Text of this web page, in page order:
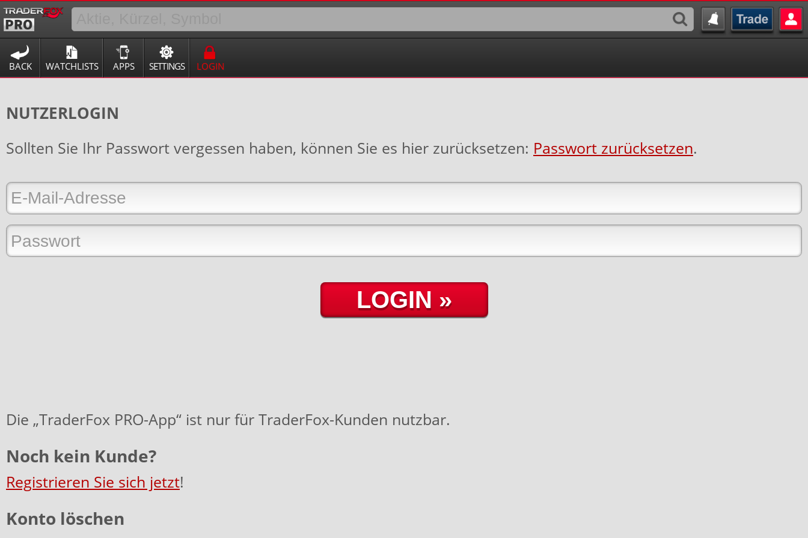
BACK WATCHLISTS APPS SETTINGS LOGIN
NUTZERLOGIN
Sollten Sie Ihr Passwort vergessen haben, können Sie es hier zurücksetzen: Passwort zurücksetzen.
Die „TraderFox PRO-App“ ist nur für TraderFox-Kunden nutzbar.
Noch kein Kunde?
Registrieren Sie sich jetzt!
Konto löschen